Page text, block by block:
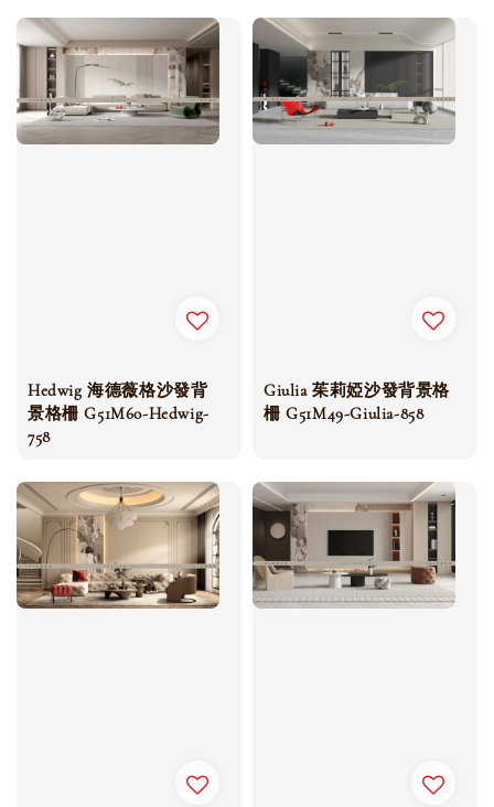
Hedwig 海德薇格沙發背
景格柵 G51M60-Hedwig-
758
Giulia 茱莉婭沙發背景格
柵 G51M49-Giulia-858